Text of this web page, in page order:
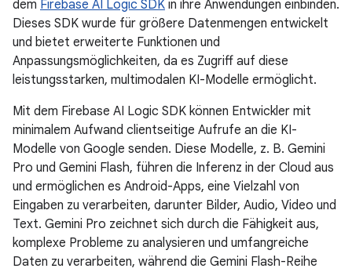
dem Firebase AI Logic SDK in ihre Anwendungen einbinden.
Dieses SDK wurde für größere Datenmengen entwickelt
und bietet erweiterte Funktionen und
Anpassungsmöglichkeiten, da es Zugriff auf diese
leistungsstarken, multimodalen KI-Modelle ermöglicht.
Mit dem Firebase AI Logic SDK können Entwickler mit
minimalem Aufwand clientseitige Aufrufe an die KI-
Modelle von Google senden. Diese Modelle, z. B. Gemini
Pro und Gemini Flash, führen die Inferenz in der Cloud aus
und ermöglichen es Android-Apps, eine Vielzahl von
Eingaben zu verarbeiten, darunter Bilder, Audio, Video und
Text. Gemini Pro zeichnet sich durch die Fähigkeit aus,
komplexe Probleme zu analysieren und umfangreiche
Daten zu verarbeiten, während die Gemini Flash-Reihe